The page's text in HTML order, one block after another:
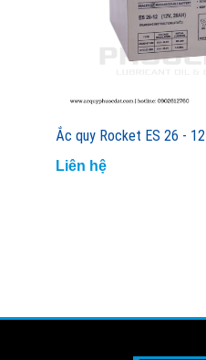
Ắc quy Rocket ES 26 - 12
Liên hệ